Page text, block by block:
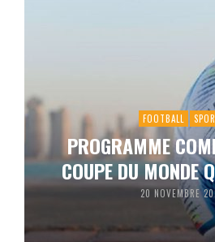
FOOTBALL
PROGRAMME
COUPE DU MONDE
20 NOVEMBRE